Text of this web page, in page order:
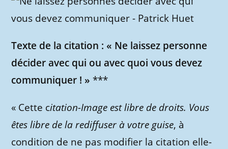
Texte de la citation : « Ne laissez personne
décider avec qui ou avec quoi vous devez
communiquer ! » ***
« Cette citation-Image est libre de droits. Vous
êtes libre de la rediffuser à votre guise, à
condition de ne pas modifier la citation elle-